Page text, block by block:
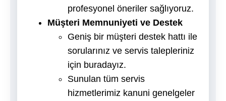
profesyonel öneriler sağlıyoruz.
Müşteri Memnuniyeti ve Destek
Geniş bir müşteri destek hattı ile
sorularınız ve servis talepleriniz
için buradayız.
Sunulan tüm servis
hizmetlerimiz kanuni genelgeler